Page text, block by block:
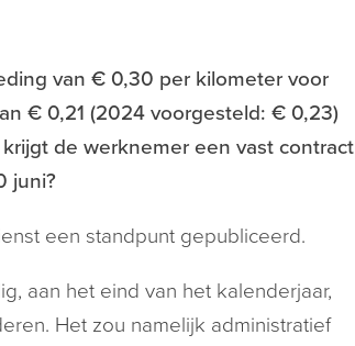
van € 0,30 per kilometer voor
€ 0,21 (2024 voorgesteld: € 0,23)
de werknemer een vast contract
juni?
een standpunt gepubliceerd.
aan het eind van het kalenderjaar,
Het zou namelijk administratief